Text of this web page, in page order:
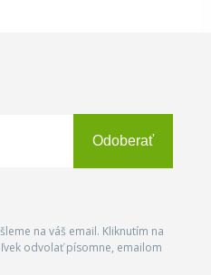
Odoberať
na váš email. Kliknutím na
odvolať písomne, emailom